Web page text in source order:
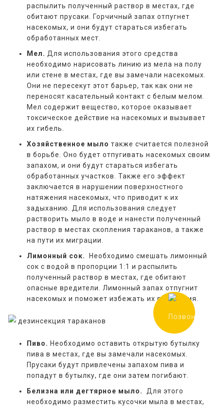
распылить полученный раствор в местах, где
обитают прусаки. Горчичный запах отпугнет
насекомых, и они будут стараться избегать
обработанных мест.
Мел. Для использования этого средства
необходимо нарисовать линию из мела на полу
или стене в местах, где вы замечали насекомых.
Они не пересекут этот барьер, так как они не
переносят касательный контакт с белым мелом.
Мел содержит вещество, которое оказывает
токсическое действие на насекомых и вызывает
их гибель.
Хозяйственное мыло также считается полезной
в борьбе. Оно будет отпугивать насекомых своим
запахом, и они будут стараться избегать
обработанных участков. Также его эффект
заключается в нарушении поверхностного
натяжения насекомых, что приводит к их
задыханию. Для использования следует
растворить мыло в воде и нанести полученный
раствор в местах скопления тараканов, а также
на пути их миграции.
Лимонный сок.
Необходимо смешать лимонный
сок с водой в пропорции 1:1 и распылить
полученный раствор в местах, где обитают
опасные вредители. Лимонный запах отпугнит
насекомых и поможет избежать их появления.
Пиво. Необходимо оставить открытую бутылку
пива в местах, где вы замечали насекомых.
Прусаки будут привлечены запахом пива и
попадут в бутылку, где они затем погибают.
Белизна или дегтярное мыло.
Для этого
необходимо разместить кусочки мыла в местах,